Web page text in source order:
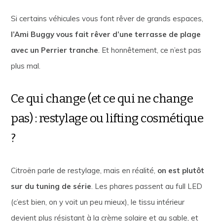
Si certains véhicules vous font rêver de grands espaces,
l’Ami Buggy vous fait rêver d’une terrasse de plage
avec un Perrier tranche. Et honnêtement, ce n’est pas
plus mal.
Ce qui change (et ce qui ne change
pas) : restylage ou lifting cosmétique
?
Citroën parle de restylage, mais en réalité, on est plutôt
sur du tuning de série. Les phares passent au full LED
(c’est bien, on y voit un peu mieux), le tissu intérieur
devient plus résistant à la crème solaire et au sable, et